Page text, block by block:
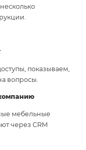
показываем,
вопросы.
мебельные
через CRM